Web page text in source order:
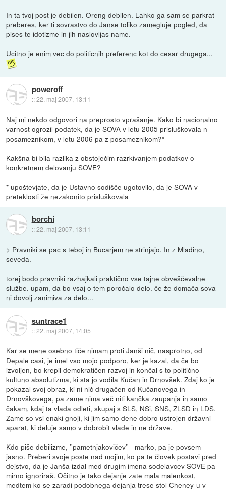
In ta tvoj post je debilen. Oreng debilen. Lahko ga sam se parkrat
preberes, ker ti sovrastvo do Janse toliko zamegluje pogled, da
pises te idotizme in jih naslovljas name.
Ucitno je enim vec do politicnih preferenc kot do cesar drugega...
poweroff
::22. maj 2007, 13:11
Naj mi nekdo odgovori na preprosto vprašanje. Kako bi nacionalno
varnost ogrozil podatek, da je SOVA v letu 2005 prisluškovala n
posameznikom, v letu 2006 pa z posameznikom?*
Kakšna bi bila razlika z obstoječim razrkivanjem podatkov o
konkretnem delovanju SOVE?
* upoštevjate, da je Ustavno sodišče ugotovilo, da je SOVA v
preteklosti že nezakonito prisluškovala
borchi
::22. maj 2007, 13:11
> Pravniki se pac s teboj in Bucarjem ne strinjajo. In z Mladino,
seveda.
torej bodo pravniki razhajkali praktično vse tajne obveščevalne
službe. upam, da bo vsaj o tem poročalo delo. če že domača sova
ni dovolj zanimiva za delo...
suntrace1
::22. maj 2007, 14:05
Kar se mene osebno tiče nimam proti Janši nič, nasprotno, od
Depale casi, je imel vso mojo podporo, ker je kazal, da če bo
izvoljen, bo krepil demokratičen razvoj in končal s to politično
kultuno absolutizma, ki sta jo vodila Kučan in Drnovšek. Zdaj ko je
pokazal svoj obraz, ki ni nič drugačen od Kučanovega in
Drnovškovega, pa zame nima več niti kančka zaupanja in samo
čakam, kdaj ta vlada odleti, skupaj s SLS, NSi, SNS, ZLSD in LDS.
Zame so vsi enaki gnoji, ki jim samo dene dobro ustrojen državni
aparat, ki deluje samo v dobrobit vlade in ne države.
Kdo piše debilizme, ''pametnjakovičev'' _marko, pa je povsem
jasno. Preberi svoje poste nad mojim, ko pa te človek postavi pred
dejstvo, da je Janša izdal med drugim imena sodelavcev SOVE pa
mirno ignoriraš. Očitno je tako dejanje zate mala malenkost,
medtem ko se zaradi podobnega dejanja trese stol Cheney-u v